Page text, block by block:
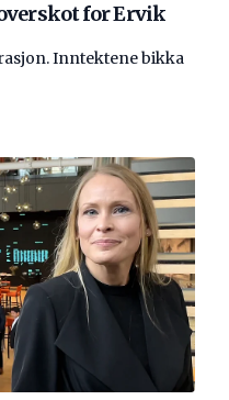
for Ervik
Inntektene bikka